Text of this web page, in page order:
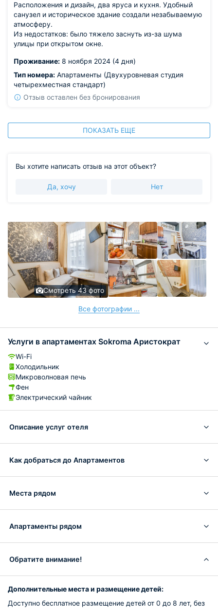
Расположения и дизайн, два яруса и кухня. Удобный
санузел и историческое здание создали незабываемую
атмосферу.
Из недостатков: было тяжело заснуть из-за шума
улицы при открытом окне.
Проживание: 8 ноября 2024 (4 дня)
Тип номера: Апартаменты (Двухуровневая студия
четырехместная стандарт)
Отзыв оставлен без бронирования
ПОКАЗАТЬ ЕЩЕ
Вы хотите написать отзыв на этот объект?
Да, хочу Нет
Смотреть 43 фото
Все фотографии ...
Услуги в апартаментах Sokroma Аристократ
Wi-Fi
Холодильник
Микроволновая печь
Фен
Электрический чайник
Описание услуг отеля
Как добраться до Апартаментов
Места рядом
Апартаменты рядом
Обратите внимание!
Дополнительные места и размещение детей:
Доступно бесплатное размещение детей от 0 до 8 лет, без